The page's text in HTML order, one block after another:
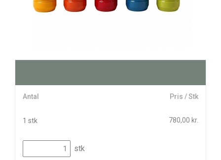
Antal Pris / Stk
1 stk 780,00 kr.
stk